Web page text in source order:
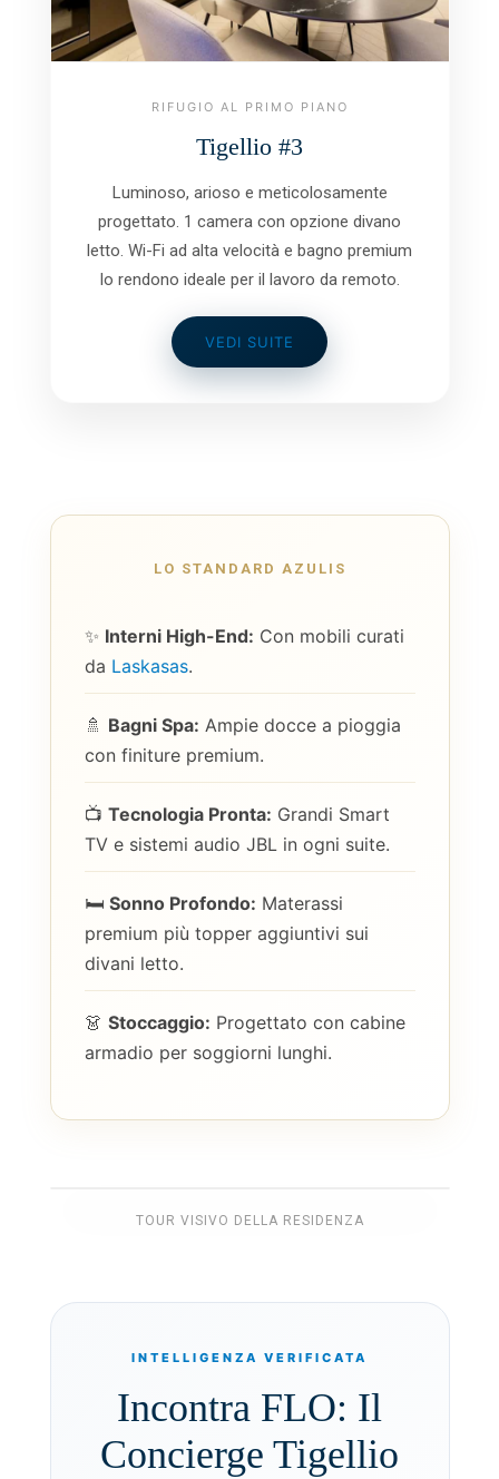
RIFUGIO AL PRIMO PIANO
Tigellio #3
Luminoso, arioso e meticolosamente
progettato. 1 camera con opzione divano
letto. Wi-Fi ad alta velocità e bagno premium
lo rendono ideale per il lavoro da remoto.
VEDI SUITE
LO STANDARD AZULIS
✨ Interni High-End: Con mobili curati
da Laskasas.
🚿 Bagni Spa: Ampie docce a pioggia
con finiture premium.
📺 Tecnologia Pronta: Grandi Smart
TV e sistemi audio JBL in ogni suite.
🛏️ Sonno Profondo: Materassi
premium più topper aggiuntivi sui
divani letto.
👗 Stoccaggio: Progettato con cabine
armadio per soggiorni lunghi.
TOUR VISIVO DELLA RESIDENZA
INTELLIGENZA VERIFICATA
Incontra FLO: Il
Concierge Tigellio